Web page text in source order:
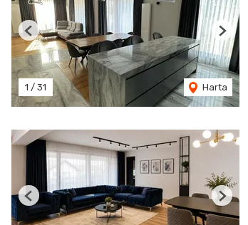
1 / 31 Harta
Previous Next
Previous Next